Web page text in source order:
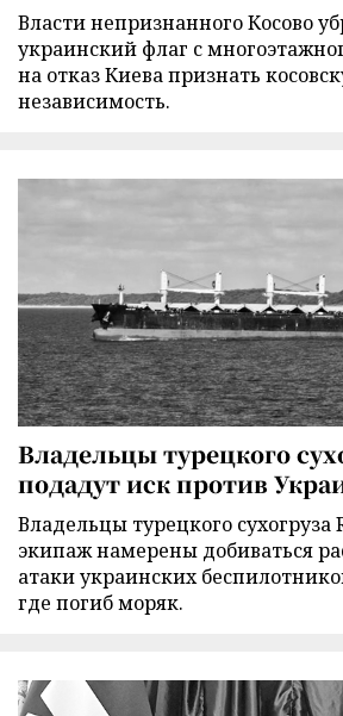
Власти непризнанного Косово
украинский флаг с
на отказ Киева признать
независимость.
Владельцы турецкого
подадут иск против
Владельцы турецкого сухогруза
экипаж намерены добиваться
атаки украинских
где погиб моряк.